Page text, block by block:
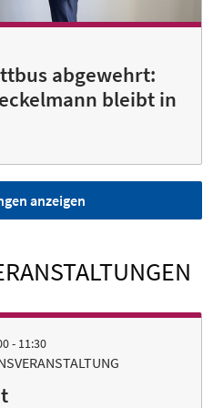
abgewehrt:
bleibt in
anzeigen
- 11:30